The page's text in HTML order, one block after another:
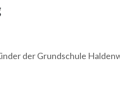
der Grundschule